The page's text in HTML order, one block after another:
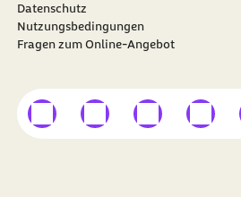
Datenschutz
Nutzungsbedingungen
Fragen zum Online-Angebot
Besuchen Sie dieBARMER
externer Linkexterner Linkexterner Link